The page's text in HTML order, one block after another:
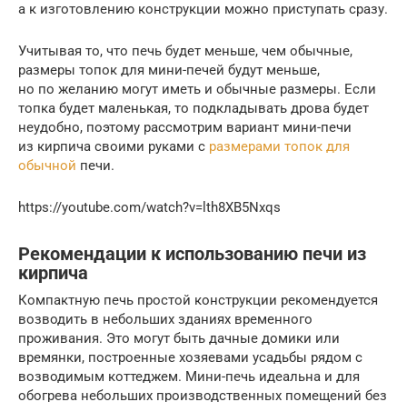
а к изготовлению конструкции можно приступать сразу.
Учитывая то, что печь будет меньше, чем обычные,
размеры топок для мини-печей будут меньше,
но по желанию могут иметь и обычные размеры. Если
топка будет маленькая, то подкладывать дрова будет
неудобно, поэтому рассмотрим вариант мини-печи
из кирпича своими руками с размерами топок для
обычной печи.
https://youtube.com/watch?v=lth8XB5Nxqs
Рекомендации к использованию печи из
кирпича
Компактную печь простой конструкции рекомендуется
возводить в небольших зданиях временного
проживания. Это могут быть дачные домики или
времянки, построенные хозяевами усадьбы рядом с
возводимым коттеджем. Мини-печь идеальна и для
обогрева небольших производственных помещений без